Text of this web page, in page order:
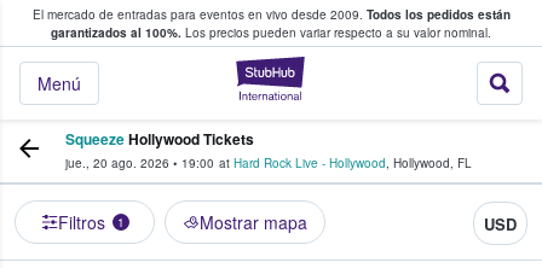
El mercado de entradas para eventos en vivo desde 2009. Todos los pedidos están
garantizados al 100%. Los precios pueden variar respecto a su valor nominal.
StubHub:
Menú
y venta de entradas entre fans
SqueezeHollywood Tickets
jue., 20 ago. 2026 • 19:00 at Hard Rock Live - Hollywood, Hollywood, FL
Filtros 1 Mostrar mapa USD